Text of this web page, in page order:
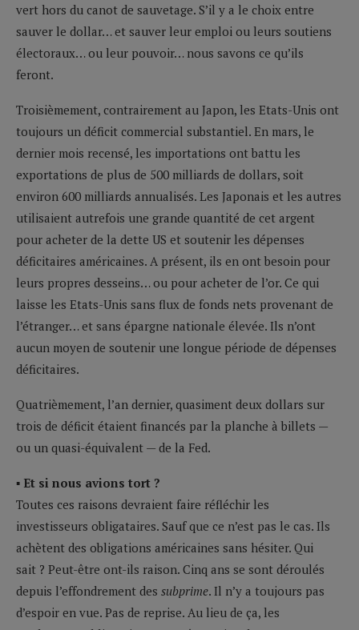
vert hors du canot de sauvetage. S’il y a le choix entre
sauver le dollar… et sauver leur emploi ou leurs soutiens
électoraux… ou leur pouvoir… nous savons ce qu’ils
feront.
Troisièmement, contrairement au Japon, les Etats-Unis ont
toujours un déficit commercial substantiel. En mars, le
dernier mois recensé, les importations ont battu les
exportations de plus de 500 milliards de dollars, soit
environ 600 milliards annualisés. Les Japonais et les autres
utilisaient autrefois une grande quantité de cet argent
pour acheter de la dette US et soutenir les dépenses
déficitaires américaines. A présent, ils en ont besoin pour
leurs propres desseins… ou pour acheter de l’or. Ce qui
laisse les Etats-Unis sans flux de fonds nets provenant de
l’étranger… et sans épargne nationale élevée. Ils n’ont
aucun moyen de soutenir une longue période de dépenses
déficitaires.
Quatrièmement, l’an dernier, quasiment deux dollars sur
trois de déficit étaient financés par la planche à billets —
ou un quasi-équivalent — de la Fed.
▪ Et si nous avions tort ?
Toutes ces raisons devraient faire réfléchir les
investisseurs obligataires. Sauf que ce n’est pas le cas. Ils
achètent des obligations américaines sans hésiter. Qui
sait ? Peut-être ont-ils raison. Cinq ans se sont déroulés
depuis l’effondrement des subprime. Il n’y a toujours pas
d’espoir en vue. Pas de reprise. Au lieu de ça, les